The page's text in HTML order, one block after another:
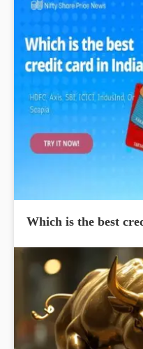
Which is the best